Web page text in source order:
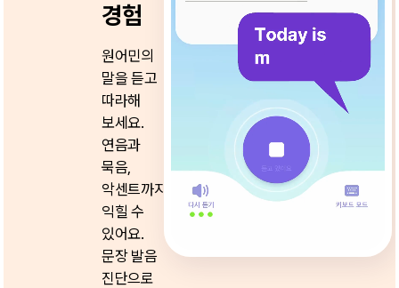
경험
원어민의
말을 듣고
따라해
보세요.
연음과
묵음,
악센트까지
익힐 수
있어요.
문장 발음
진단으로